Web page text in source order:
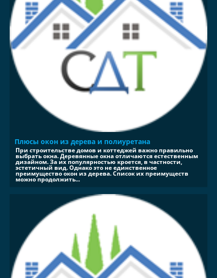
Плюсы окон из дерева и полиуретана
При строительстве домов и коттеджей важно правильно
выбрать окна. Деревянные окна отличаются естественным
дизайном. За их популярностью кроется, в частности,
эстетичный вид. Однако это не единственное
преимущество окон из дерева. Список их преимуществ
можно продолжить...